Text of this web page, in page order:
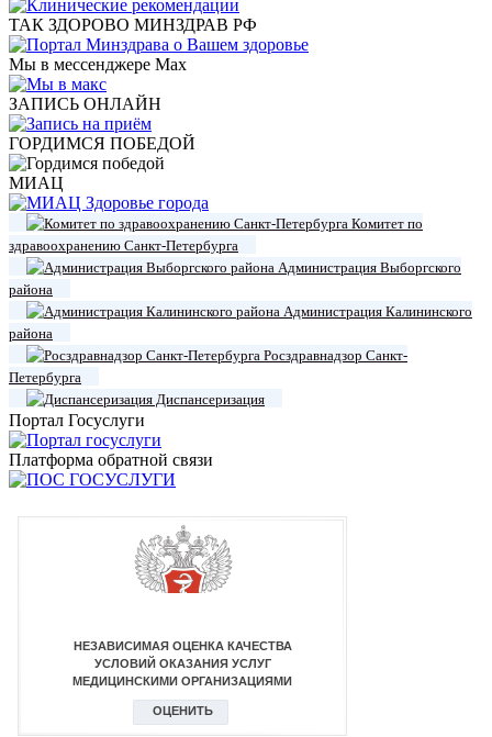
ТАК ЗДОРОВО МИНЗДРАВ РФ
Мы в мессенджере Max
ЗАПИСЬ ОНЛАЙН
ГОРДИМСЯ ПОБЕДОЙ
МИАЦ
Комитет по
здравоохранению Санкт-Петербурга
Администрация Выборгского
района
Администрация Калининского
района
Росздравнадзор Санкт-
Петербурга
Диспансеризация
Портал Госуслуги
Платформа обратной связи